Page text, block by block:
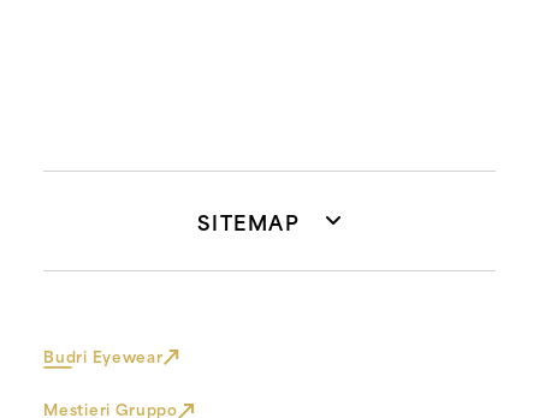
SITEMAP
Budri Eyewear
Mestieri Gruppo